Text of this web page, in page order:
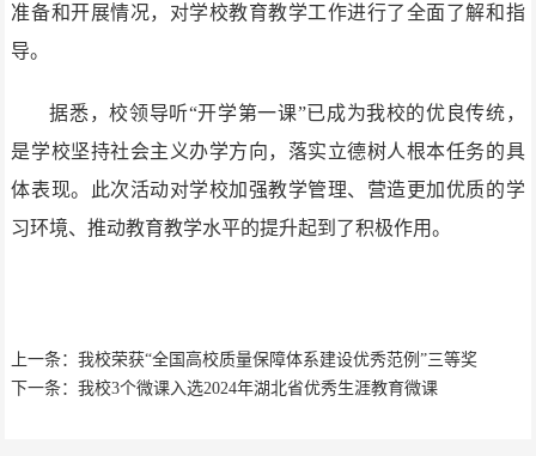
准备和开展情况，对学校教育教学工作进行了全面了解和指
导。
据悉，校领导听“开学第一课”已成为我校的优良传统，
是学校坚持社会主义办学方向，落实立德树人根本任务的具
体表现。此次活动对学校加强教学管理、营造更加优质的学
习环境、推动教育教学水平的提升起到了积极作用。
上一条：我校荣获“全国高校质量保障体系建设优秀范例”三等奖
下一条：我校3个微课入选2024年湖北省优秀生涯教育微课